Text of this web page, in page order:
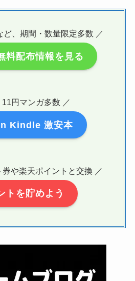
ど、期間・数量限定多数 ／
料配布情報を見る
11円マンガ多数 ／
Kindle 激安本
券や楽天ポイントと交換 ／
トを貯めよう